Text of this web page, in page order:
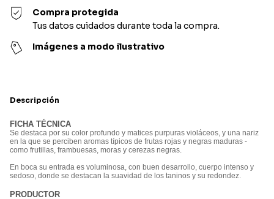
Compra protegida
Tus datos cuidados durante toda la compra.
Imágenes a modo ilustrativo
Descripción
FICHA TÉCNICA
Se destaca por su color profundo y matices purpuras violáceos, y una nariz
en la que se perciben aromas típicos de frutas rojas y negras maduras -
como frutillas, frambuesas, moras y cerezas negras.
En boca su entrada es voluminosa, con buen desarrollo, cuerpo intenso y
sedoso, donde se destacan la suavidad de los taninos y su redondez.
PRODUCTOR